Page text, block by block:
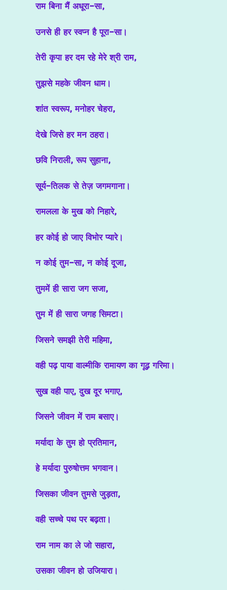
राम बिना मैं अधूरा-सा,
उनसे ही हर स्वप्न है पूरा-सा।
तेरी कृपा हर दम रहे मेरे श्री राम,
तुझसे महके जीवन धाम।
शांत स्वरूप, मनोहर चेहरा,
देखे जिसे हर मन ठहरा।
छवि निराली, रूप सुहाना,
सूर्य-तिलक से तेज़ जगमगाना।
रामलला के मुख को निहारे,
हर कोई हो जाए विभोर प्यारे।
न कोई तुम-सा, न कोई दूजा,
तुममें ही सारा जग सजा,
तुम में ही सारा जगह सिमटा।
जिसने समझी तेरी महिमा,
वही पढ़ पाया वाल्मीकि रामायण का गूढ़ गरिमा।
सुख वही पाए, दुख दूर भगाए,
जिसने जीवन में राम बसाए।
मर्यादा के तुम हो प्रतिमान,
हे मर्यादा पुरुषोत्तम भगवान।
जिसका जीवन तुमसे जुड़ता,
वही सच्चे पथ पर बढ़ता।
राम नाम का ले जो सहारा,
उसका जीवन हो उजियारा।